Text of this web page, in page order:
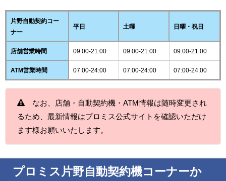
片野自動契約コー
ナー
平日 土曜 日曜・祝日
店舗営業時間 09:00-21:00 09:00-21:00 09:00-21:00
ATM営業時間 07:00-24:00 07:00-24:00 07:00-24:00
なお、店舗・自動契約機・ATM情報は随時変更され
るため、最新情報はプロミス公式サイトを確認いただけ
ます様お願いいたします。
プロミス片野自動契約機コーナーか